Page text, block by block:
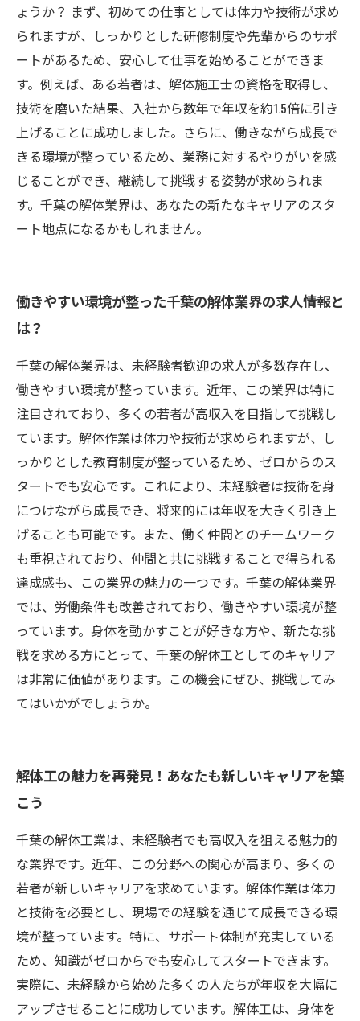
ょうか？ まず、初めての仕事としては体力や技術が求め
られますが、しっかりとした研修制度や先輩からのサポ
ートがあるため、安心して仕事を始めることができま
す。例えば、ある若者は、解体施工士の資格を取得し、
技術を磨いた結果、入社から数年で年収を約1.5倍に引き
上げることに成功しました。さらに、働きながら成長で
きる環境が整っているため、業務に対するやりがいを感
じることができ、継続して挑戦する姿勢が求められま
す。千葉の解体業界は、あなたの新たなキャリアのスタ
ート地点になるかもしれません。
働きやすい環境が整った千葉の解体業界の求人情報と
は？
千葉の解体業界は、未経験者歓迎の求人が多数存在し、
働きやすい環境が整っています。近年、この業界は特に
注目されており、多くの若者が高収入を目指して挑戦し
ています。解体作業は体力や技術が求められますが、し
っかりとした教育制度が整っているため、ゼロからのス
タートでも安心です。これにより、未経験者は技術を身
につけながら成長でき、将来的には年収を大きく引き上
げることも可能です。また、働く仲間とのチームワーク
も重視されており、仲間と共に挑戦することで得られる
達成感も、この業界の魅力の一つです。千葉の解体業界
では、労働条件も改善されており、働きやすい環境が整
っています。身体を動かすことが好きな方や、新たな挑
戦を求める方にとって、千葉の解体工としてのキャリア
は非常に価値があります。この機会にぜひ、挑戦してみ
てはいかがでしょうか。
解体工の魅力を再発見！あなたも新しいキャリアを築
こう
千葉の解体工業は、未経験者でも高収入を狙える魅力的
な業界です。近年、この分野への関心が高まり、多くの
若者が新しいキャリアを求めています。解体作業は体力
と技術を必要とし、現場での経験を通じて成長できる環
境が整っています。特に、サポート体制が充実している
ため、知識がゼロからでも安心してスタートできます。
実際に、未経験から始めた多くの人たちが年収を大幅に
アップさせることに成功しています。解体工は、身体を